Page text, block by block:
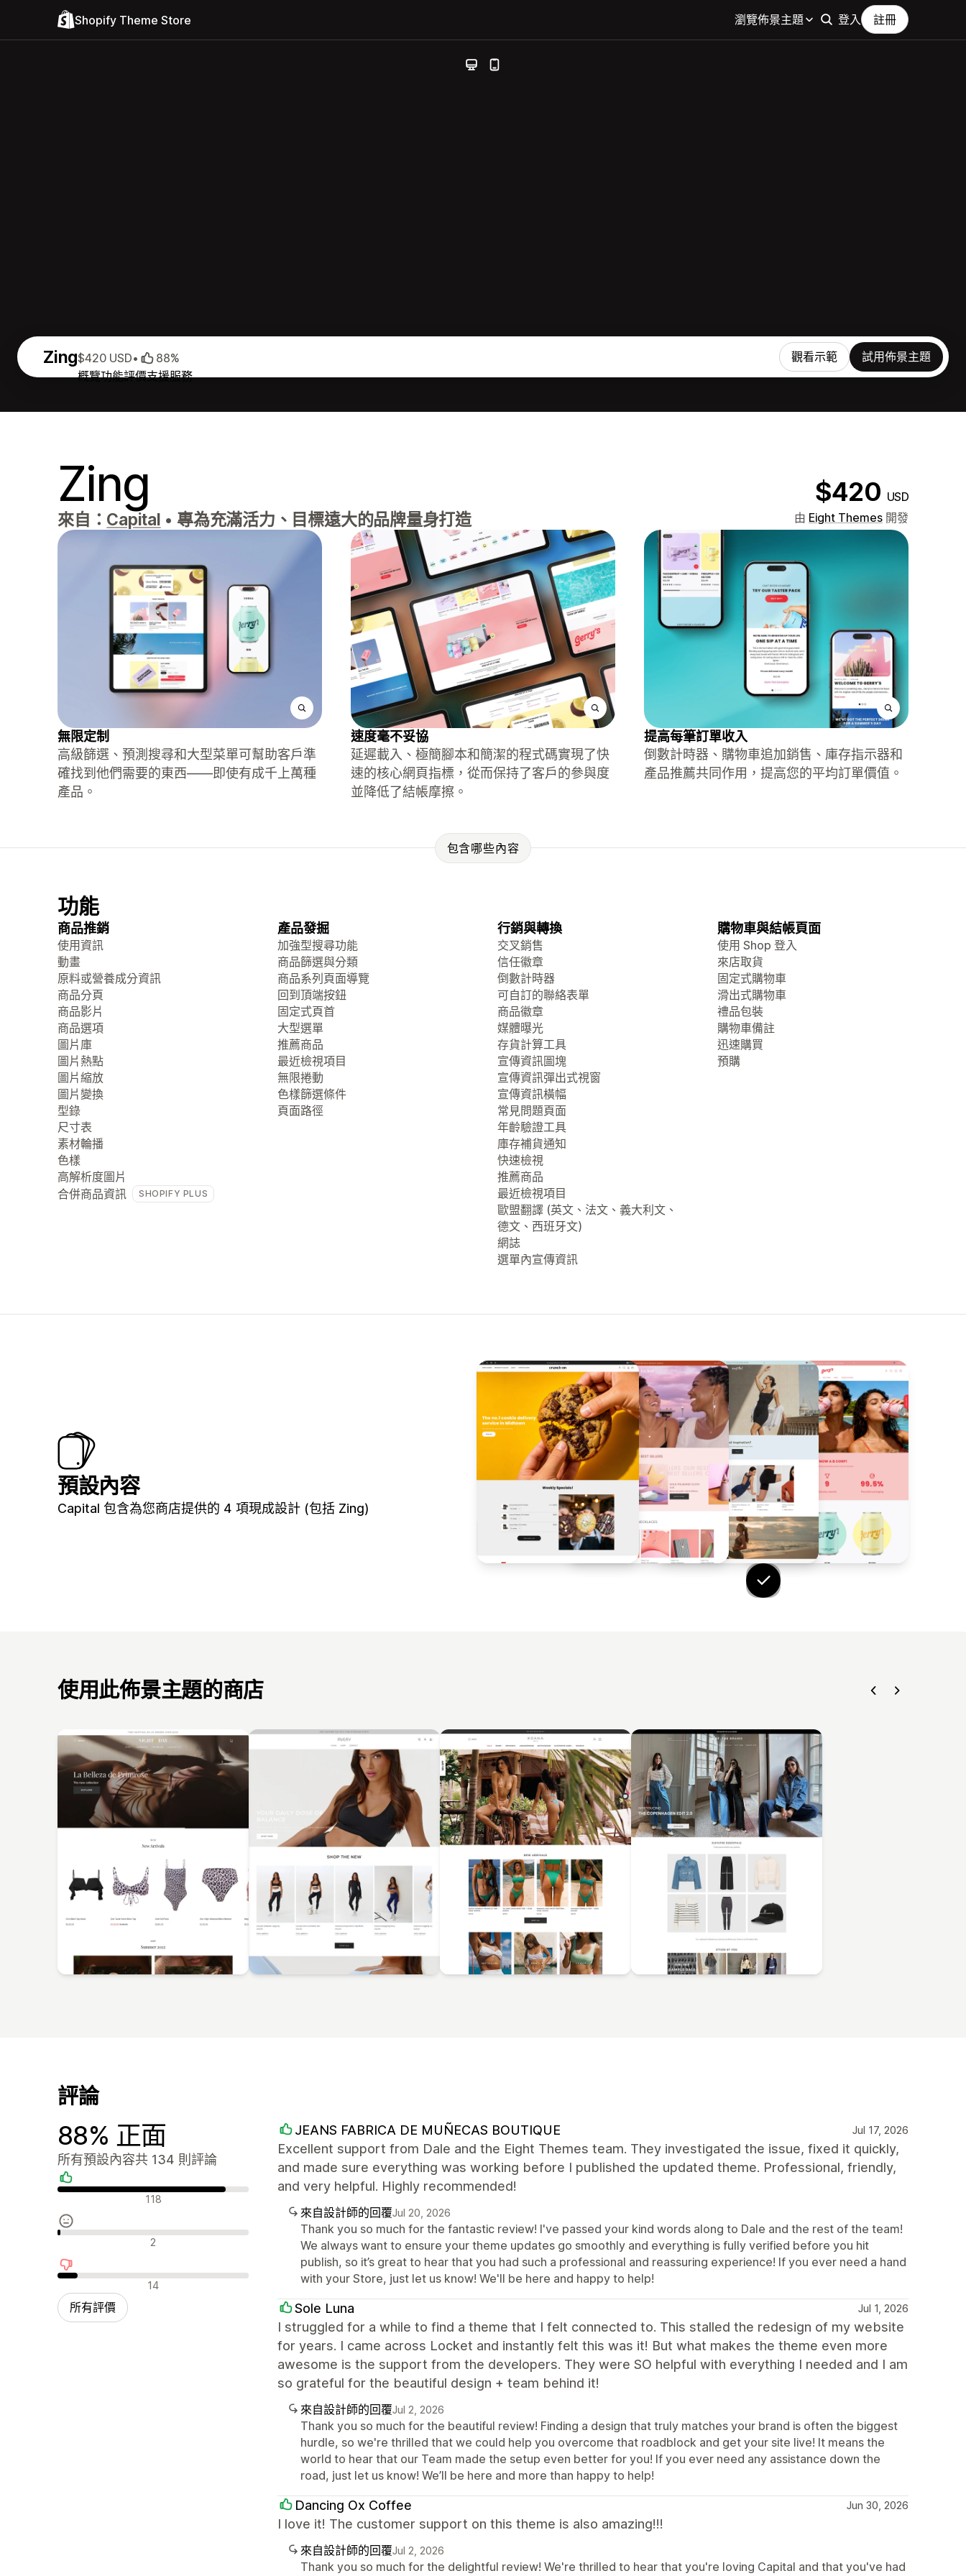
Shopify Theme Store 瀏覽佈景主題 登入 註冊
Zing
概覽功能評價支援服務
$420 USD• 88% 觀看示範 試用佈景主題
Zing $420 USD
來自： Capital • 專為充滿活力、目標遠大的品牌量身打造 由 Eight Themes 開發
無限定制
高級篩選、預測搜尋和大型菜單可幫助客戶準
確找到他們需要的東西——即使有成千上萬種
產品。
速度毫不妥協
延遲載入、極簡腳本和簡潔的程式碼實現了快
速的核心網頁指標，從而保持了客戶的參與度
並降低了結帳摩擦。
提高每筆訂單收入
倒數計時器、購物車追加銷售、庫存指示器和
產品推薦共同作用，提高您的平均訂單價值。
包含哪些內容
功能
商品推銷
使用資訊
動畫
原料或營養成分資訊
商品分頁
商品影片
商品選項
圖片庫
圖片熱點
圖片縮放
圖片變換
型錄
尺寸表
素材輪播
色樣
高解析度圖片
合併商品資訊
SHOPIFY PLUS
產品發掘
加強型搜尋功能
商品篩選與分類
商品系列頁面導覽
回到頂端按鈕
固定式頁首
大型選單
推薦商品
最近檢視項目
無限捲動
色樣篩選條件
頁面路徑
行銷與轉換
交叉銷售
信任徽章
倒數計時器
可自訂的聯絡表單
商品徽章
媒體曝光
存貨計算工具
宣傳資訊圖塊
宣傳資訊彈出式視窗
宣傳資訊橫幅
常見問題頁面
年齡驗證工具
庫存補貨通知
快速檢視
推薦商品
最近檢視項目
歐盟翻譯 (英文、法文、義大利文、
德文、西班牙文)
網誌
選單內宣傳資訊
購物車與結帳頁面
使用 Shop 登入
來店取貨
固定式購物車
滑出式購物車
禮品包裝
購物車備註
迅速購買
預購
預設內容
Capital 包含為您商店提供的 4 項現成設計 (包括 Zing)
使用此佈景主題的商店
評論
88% 正面
所有預設內容共 134 則評論
正面評論 118
中立評論 2
負面評論 14
所有評價
JEANS FABRICA DE MUÑECAS BOUTIQUE Jul 17, 2026
Excellent support from Dale and the Eight Themes team. They investigated the issue, fixed it quickly,
and made sure everything was working before I published the updated theme. Professional, friendly,
and very helpful. Highly recommended!
來自設計師的回覆Jul 20, 2026
Thank you so much for the fantastic review! I've passed your kind words along to Dale and the rest of the team!
We always want to ensure your theme updates go smoothly and everything is fully verified before you hit
publish, so it’s great to hear that you had such a professional and reassuring experience! If you ever need a hand
with your Store, just let us know! We'll be here and happy to help!
Sole Luna Jul 1, 2026
I struggled for a while to find a theme that I felt connected to. This stalled the redesign of my website
for years. I came across Locket and instantly felt this was it! But what makes the theme even more
awesome is the support from the developers. They were SO helpful with everything I needed and I am
so grateful for the beautiful design + team behind it!
來自設計師的回覆Jul 2, 2026
Thank you so much for the beautiful review! Finding a design that truly matches your brand is often the biggest
hurdle, so we're thrilled that we could help you overcome that roadblock and get your site live! It means the
world to hear that our Team made the setup even better for you! If you ever need any assistance down the
road, just let us know! We’ll be here and more than happy to help!
Dancing Ox Coffee Jun 30, 2026
I love it! The customer support on this theme is also amazing!!!
來自設計師的回覆Jul 2, 2026
Thank you so much for the delightful review! We're thrilled to hear that you're loving Capital and that you've had